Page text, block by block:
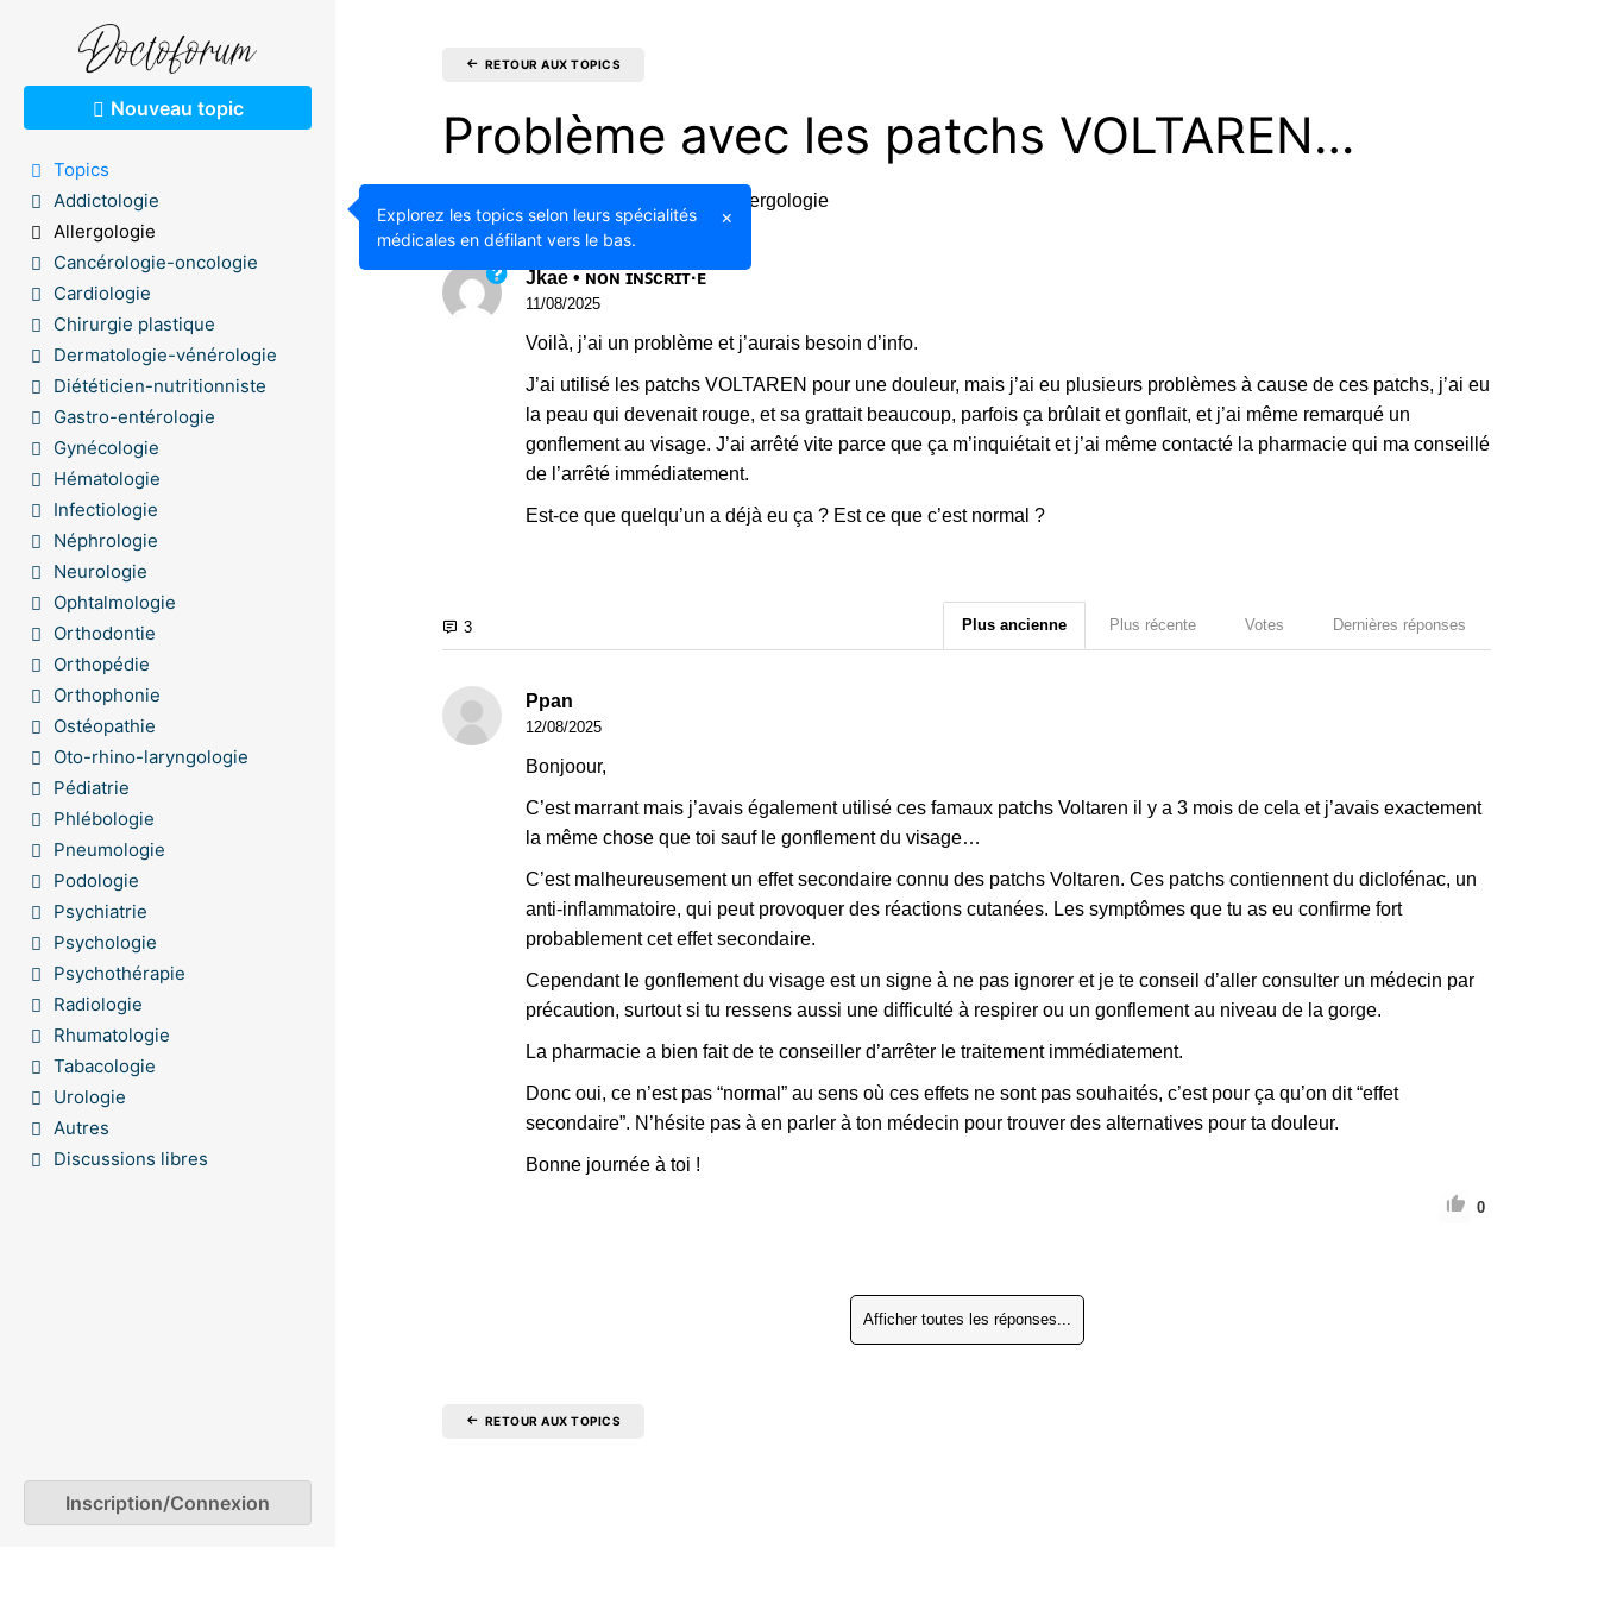
Nouveau topic
Topics
Addictologie
Allergologie
Cancérologie-oncologie
Cardiologie
Chirurgie plastique
Dermatologie-vénérologie
Diététicien-nutritionniste
Gastro-entérologie
Gynécologie
Hématologie
Infectiologie
Néphrologie
Neurologie
Ophtalmologie
Orthodontie
Orthopédie
Orthophonie
Ostéopathie
Oto-rhino-laryngologie
Pédiatrie
Phlébologie
Pneumologie
Podologie
Psychiatrie
Psychologie
Psychothérapie
Radiologie
Rhumatologie
Tabacologie
Urologie
Autres
Discussions libres
Inscription/Connexion
RETOUR AUX TOPICS
Problème avec les patchs VOLTAREN…
Allergologie
Jkae • ɴᴏɴ ɪɴꜱᴄʀɪᴛ·ᴇ
11/08/2025
Voilà, j’ai un problème et j’aurais besoin d’info.
J’ai utilisé les patchs VOLTAREN pour une douleur, mais j’ai eu plusieurs problèmes à cause de ces patchs, j’ai eu
la peau qui devenait rouge, et sa grattait beaucoup, parfois ça brûlait et gonflait, et j’ai même remarqué un
gonflement au visage. J’ai arrêté vite parce que ça m’inquiétait et j’ai même contacté la pharmacie qui ma conseillé
de l’arrêté immédiatement.
Est-ce que quelqu’un a déjà eu ça ? Est ce que c’est normal ?
Dernières réponses
Votes
Plus récente
Plus ancienne
Ppan
12/08/2025
Bonjoour,
C’est marrant mais j’avais également utilisé ces famaux patchs Voltaren il y a 3 mois de cela et j’avais exactement
la même chose que toi sauf le gonflement du visage…
C’est malheureusement un effet secondaire connu des patchs Voltaren. Ces patchs contiennent du diclofénac, un
anti-inflammatoire, qui peut provoquer des réactions cutanées. Les symptômes que tu as eu confirme fort
probablement cet effet secondaire.
Cependant le gonflement du visage est un signe à ne pas ignorer et je te conseil d’aller consulter un médecin par
précaution, surtout si tu ressens aussi une difficulté à respirer ou un gonflement au niveau de la gorge.
La pharmacie a bien fait de te conseiller d’arrêter le traitement immédiatement.
Donc oui, ce n’est pas “normal” au sens où ces effets ne sont pas souhaités, c’est pour ça qu’on dit “effet
secondaire”. N’hésite pas à en parler à ton médecin pour trouver des alternatives pour ta douleur.
Bonne journée à toi !
0
Afficher toutes les réponses...
RETOUR AUX TOPICS
Explorez les topics selon leurs spécialités
médicales en défilant vers le bas.
×